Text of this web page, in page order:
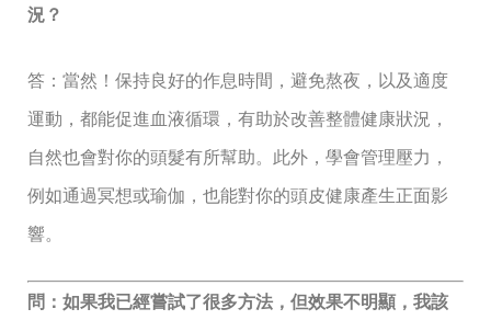
況？
答：當然！保持良好的作息時間，避免熬夜，以及適度
運動，都能促進血液循環，有助於改善整體健康狀況，
自然也會對你的頭髮有所幫助。此外，學會管理壓力，
例如通過冥想或瑜伽，也能對你的頭皮健康產生正面影
響。
問：如果我已經嘗試了很多方法，但效果不明顯，我該